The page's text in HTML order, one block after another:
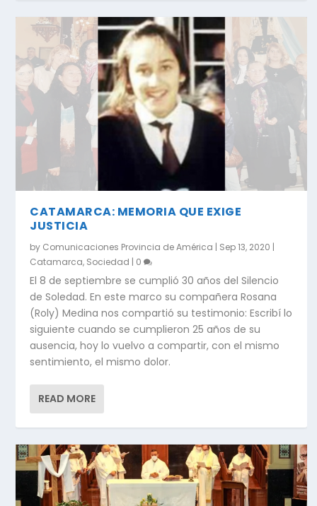
CATAMARCA: MEMORIA QUE EXIGE
JUSTICIA
by Comunicaciones Provincia de América | Sep 13, 2020 |
Catamarca, Sociedad | 0
El 8 de septiembre se cumplió 30 años del Silencio
de Soledad. En este marco su compañera Rosana
(Roly) Medina nos compartió su testimonio: Escribí lo
siguiente cuando se cumplieron 25 años de su
ausencia, hoy lo vuelvo a compartir, con el mismo
sentimiento, el mismo dolor.
READ MORE